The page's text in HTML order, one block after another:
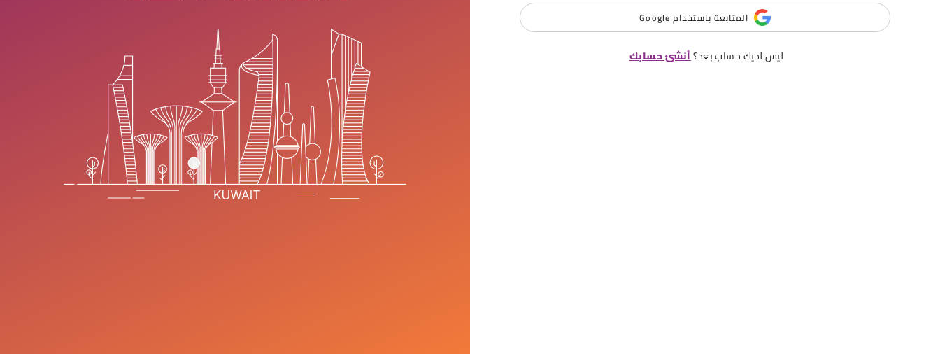
المتابعة باستخدام Google
ليس لديك حساب بعد؟أنشئ حسابك